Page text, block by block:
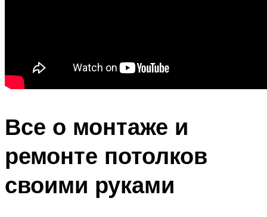
Все о монтаже и
ремонте потолков
своими руками